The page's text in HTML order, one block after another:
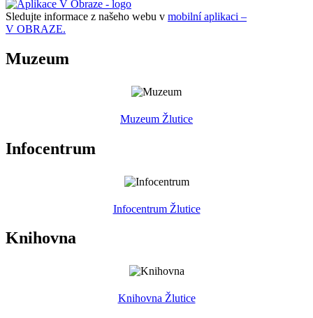
Sledujte informace z našeho webu v mobilní aplikaci –
V OBRAZE.
Muzeum
Muzeum Žlutice
Infocentrum
Infocentrum Žlutice
Knihovna
Knihovna Žlutice